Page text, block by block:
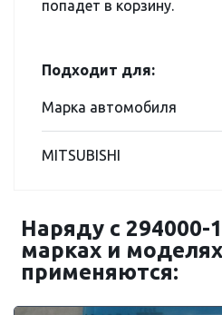
попадет в корзину.
Подходит для:
Марка автомобиля
MITSUBISHI
Наряду с 294000-
марках и
применяются: